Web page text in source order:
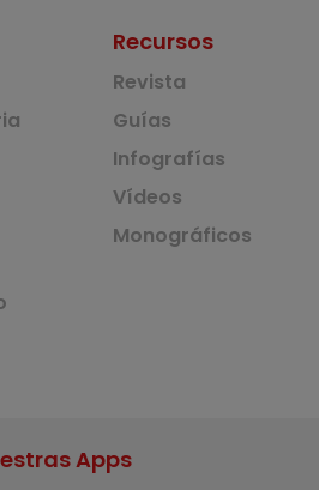
Recursos
Revista
Guías
Infografías
Vídeos
Monográficos
Apps